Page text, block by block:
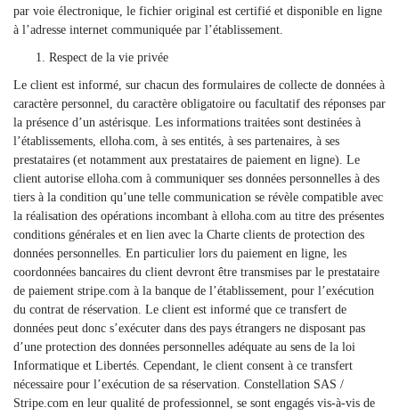
par voie électronique, le fichier original est certifié et disponible en ligne
à l’adresse internet communiquée par l’établissement.
Respect de la vie privée
Le client est informé, sur chacun des formulaires de collecte de données à
caractère personnel, du caractère obligatoire ou facultatif des réponses par
la présence d’un astérisque. Les informations traitées sont destinées à
l’établissements, elloha.com, à ses entités, à ses partenaires, à ses
prestataires (et notamment aux prestataires de paiement en ligne). Le
client autorise elloha.com à communiquer ses données personnelles à des
tiers à la condition qu’une telle communication se révèle compatible avec
la réalisation des opérations incombant à elloha.com au titre des présentes
conditions générales et en lien avec la Charte clients de protection des
données personnelles. En particulier lors du paiement en ligne, les
coordonnées bancaires du client devront être transmises par le prestataire
de paiement stripe.com à la banque de l’établissement, pour l’exécution
du contrat de réservation. Le client est informé que ce transfert de
données peut donc s’exécuter dans des pays étrangers ne disposant pas
d’une protection des données personnelles adéquate au sens de la loi
Informatique et Libertés. Cependant, le client consent à ce transfert
nécessaire pour l’exécution de sa réservation. Constellation SAS /
Stripe.com en leur qualité de professionnel, se sont engagés vis-à-vis de